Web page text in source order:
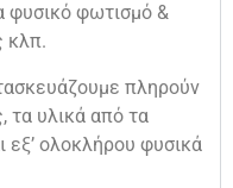
φυσικό φωτισμό &
κλπ.
πληρούν
τα υλικά από τα
εξ’ ολοκλήρου φυσικά